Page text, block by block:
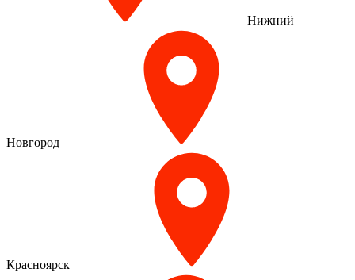
Нижний
Новгород
Красноярск